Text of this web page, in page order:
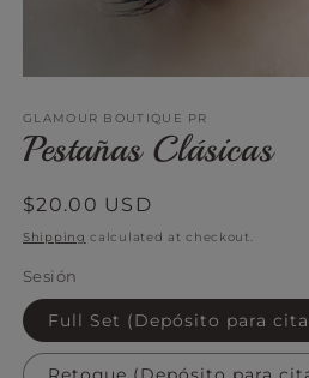
1
in
modal
GLAMOUR BOUTIQUE PR
Pestañas Clásicas
Regular
price
$20.00 USD
Shipping calculated at checkout.
Sesión
Full Set (Depósito para